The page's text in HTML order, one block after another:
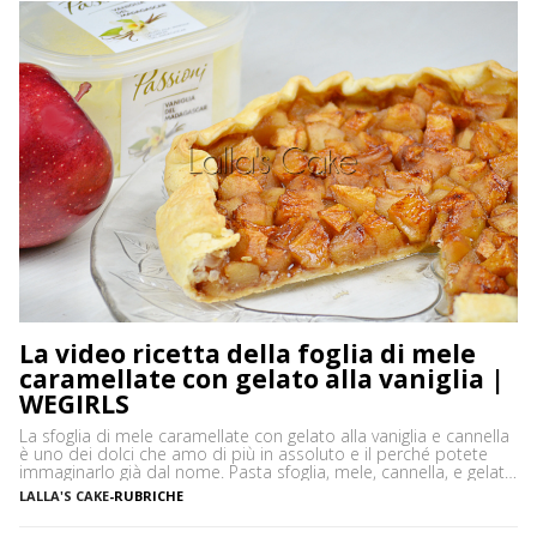
La video ricetta della foglia di mele
caramellate con gelato alla vaniglia |
WEGIRLS
La sfoglia di mele caramellate con gelato alla vaniglia e cannella
è uno dei dolci che amo di più in assoluto e il perché potete
immaginarlo già dal nome. Pasta sfoglia, mele, cannella, e gelato
alla vaniglia, sono gli ingredienti che danno a questo dolce un
gusto assolutamente delicato ma al tempo stesso intenso. Un
LALLA'S CAKE-RUBRICHE